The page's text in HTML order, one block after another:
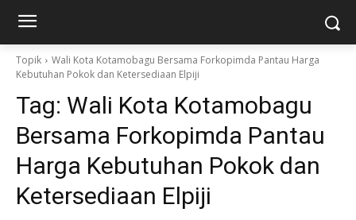
Topik
Wali Kota Kotamobagu Bersama Forkopimda Pantau Harga
Kebutuhan Pokok dan Ketersediaan Elpiji
Tag: Wali Kota Kotamobagu
Bersama Forkopimda Pantau
Harga Kebutuhan Pokok dan
Ketersediaan Elpiji